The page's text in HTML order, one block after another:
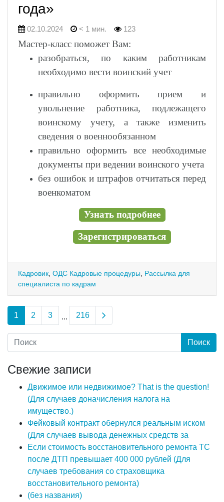
года»
02.10.2024 < 1 мин. 123
Мастер-класс поможет Вам:
разобраться, по каким работникам
необходимо вести воинский учет
правильно оформить прием и
увольнение работника, подлежащего
воинскому учету, а также изменить
сведения о военнообязанном
правильно оформить все необходимые
документы при ведении воинского учета
без ошибок и штрафов отчитаться перед
военкоматом
Узнать подробнее
Зарегистрироваться
Кадровик ОДС Кадровые процедуры Рассылка для
специалиста по кадрам
1 2 3 ... 216
Свежие записи
Движимое или недвижимое? That is the question!
(Для случаев доначисления налога на
имущество.)
Фейковый контракт обернулся реальным иском
(Для случаев вывода денежных средств за
Если стоимость восстановительного ремонта ТС
после ДТП превышает 400 000 рублей (Для
случаев требования со страховщика
восстановительного ремонта)
(без названия)